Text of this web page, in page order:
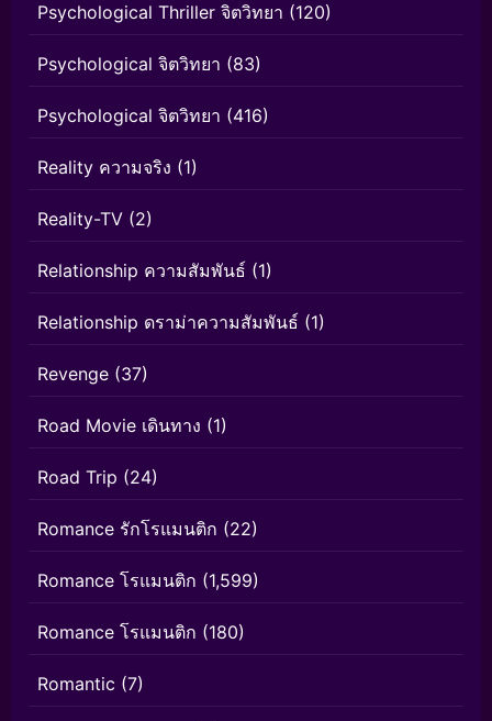
Psychological Thriller จิตวิทยา (120)
Psychological จิตวิทยา (83)
Psychological จิตวิทยา (416)
Reality ความจริง (1)
Reality-TV (2)
Relationship ความสัมพันธ์ (1)
Relationship ดราม่าความสัมพันธ์ (1)
Revenge (37)
Road Movie เดินทาง (1)
Road Trip (24)
Romance รักโรแมนติก (22)
Romance โรแมนติก (1,599)
Romance โรแมนติก (180)
Romantic (7)